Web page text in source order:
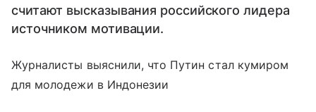
считают высказывания российского лидера
источником мотивации.
Журналисты выяснили, что Путин стал кумиром
для молодежи в Индонезии